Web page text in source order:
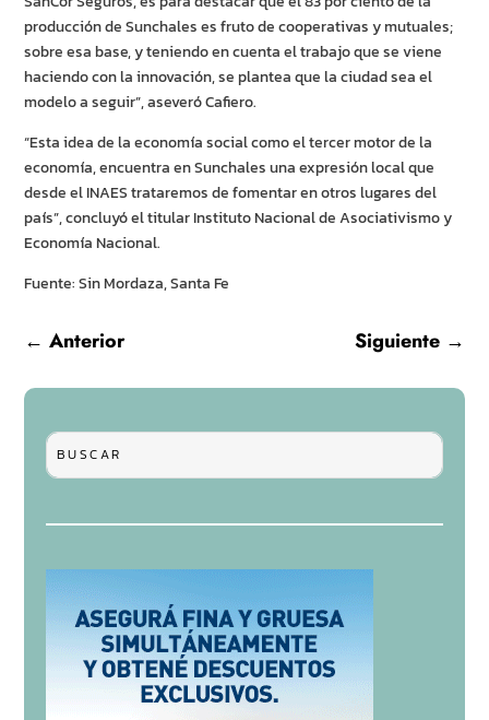
producción de Sunchales es fruto de cooperativas y mutuales;
sobre esa base, y teniendo en cuenta el trabajo que se viene
haciendo con la innovación, se plantea que la ciudad sea el
modelo a seguir”, aseveró Cafiero.
“Esta idea de la economía social como el tercer motor de la
economía, encuentra en Sunchales una expresión local que
desde el INAES trataremos de fomentar en otros lugares del
país”, concluyó el titular Instituto Nacional de Asociativismo y
Economía Nacional.
Fuente: Sin Mordaza, Santa Fe
←Anterior Siguiente→